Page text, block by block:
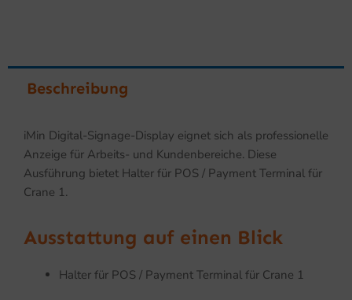
Beschreibung
iMin Digital-Signage-Display eignet sich als professionelle
Anzeige für Arbeits- und Kundenbereiche. Diese
Ausführung bietet Halter für POS / Payment Terminal für
Crane 1.
Ausstattung auf einen Blick
Halter für POS / Payment Terminal für Crane 1